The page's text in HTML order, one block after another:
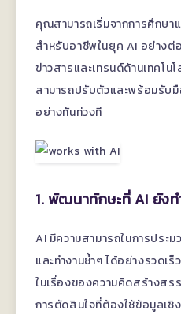
คุณสามารถเริ่มจากการศึกษา
สำหรับอาชีพในยุค AI อย่างต่
ข่าวสารและเทรนด์ด้านเทคโน
สามารถปรับตัวและพร้อมรับ
อย่างทันท่วงที
1. พัฒนาทักษะที่ AI ยังท
AI มีความสามารถในการประ
และทำงานซ้ำๆ ได้อย่างรวดเ
ในเรื่องของความคิดสร้างส
การตัดสินใจที่ต้องใช้ข้อมูลเชิ